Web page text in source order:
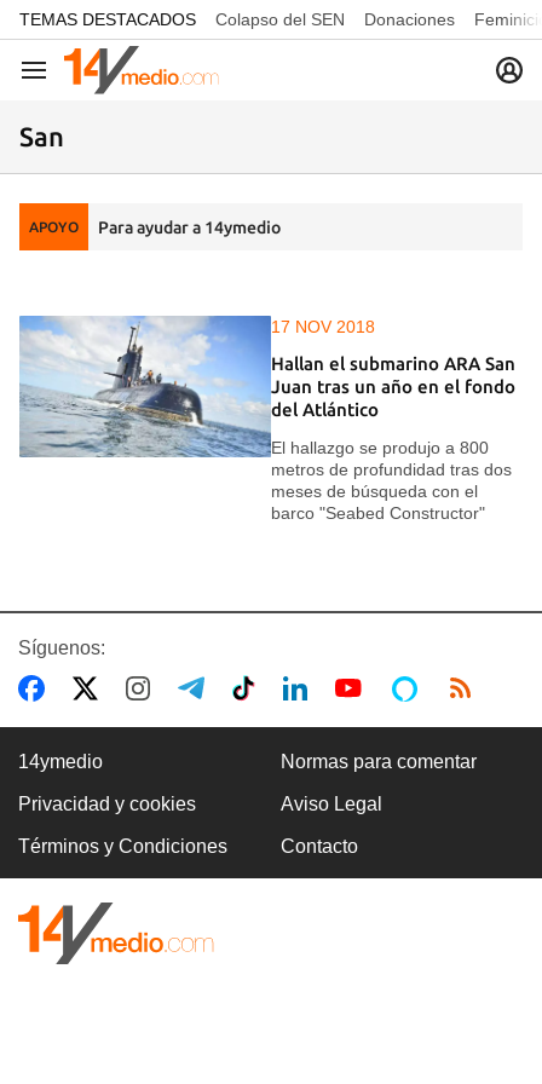
common.go-to-content
TEMAS DESTACADOS Colapso del SEN Donaciones
Navegación
San
APOYO Para ayudar a 14ymedio
17 NOV 2018
Hallan el submarino ARA San
Juan tras un año en el fondo
del Atlántico
El hallazgo se produjo a 800
metros de profundidad tras dos
meses de búsqueda con el
barco "Seabed Constructor"
Síguenos:
14ymedio Normas para comentar
Privacidad y cookies Aviso Legal
Términos y Condiciones Contacto